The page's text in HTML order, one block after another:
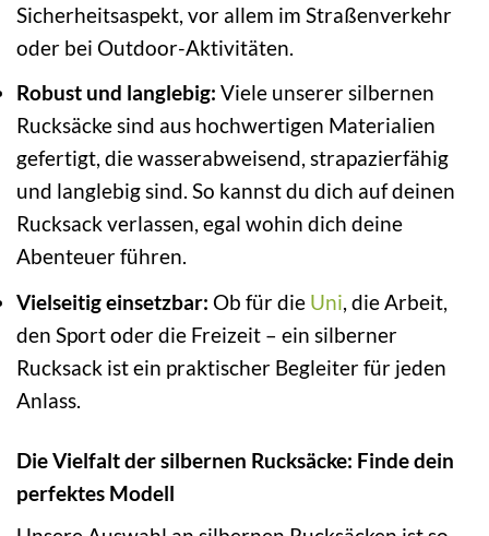
Sicherheitsaspekt, vor allem im Straßenverkehr
oder bei Outdoor-Aktivitäten.
Robust und langlebig: Viele unserer silbernen
Rucksäcke sind aus hochwertigen Materialien
gefertigt, die wasserabweisend, strapazierfähig
und langlebig sind. So kannst du dich auf deinen
Rucksack verlassen, egal wohin dich deine
Abenteuer führen.
Vielseitig einsetzbar: Ob für die Uni, die Arbeit,
den Sport oder die Freizeit – ein silberner
Rucksack ist ein praktischer Begleiter für jeden
Anlass.
Die Vielfalt der silbernen Rucksäcke: Finde dein
perfektes Modell